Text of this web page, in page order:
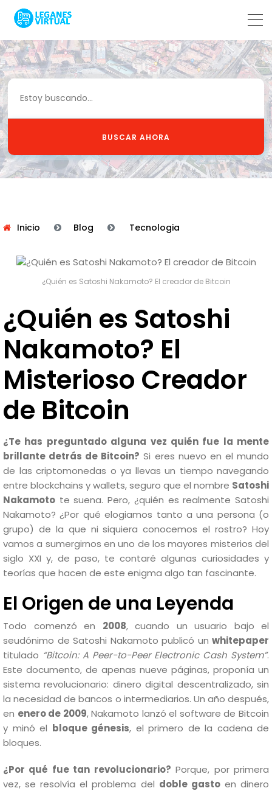
BUSCAR AHORA
Inicio Blog Tecnologia
¿Quién es Satoshi Nakamoto? El creador de Bitcoin
¿Quién es Satoshi
Nakamoto? El
Misterioso Creador
de Bitcoin
¿Te has preguntado alguna vez quién fue la mente
brillante detrás de Bitcoin? Si eres nuevo en el mundo
de las criptomonedas o ya llevas un tiempo navegando
entre blockchains y wallets, seguro que el nombre Satoshi
Nakamoto te suena. Pero, ¿quién es realmente Satoshi
Nakamoto? ¿Por qué elogiamos tanto a una persona (o
grupo) de la que ni siquiera conocemos el rostro? Hoy
vamos a sumergirnos en uno de los mayores misterios del
siglo XXI y, de paso, te contaré algunas curiosidades y
teorías que hacen de este enigma algo tan fascinante.
El Origen de una Leyenda
Todo comenzó en 2008, cuando un usuario bajo el
seudónimo de Satoshi Nakamoto publicó un whitepaper
titulado “Bitcoin: A Peer-to-Peer Electronic Cash System”.
Este documento, de apenas nueve páginas, proponía un
sistema revolucionario: dinero digital descentralizado, sin
la necesidad de bancos o intermediarios. Un año después,
en enero de 2009, Nakamoto lanzó el software de Bitcoin
y minó el bloque génesis, el primero de la cadena de
bloques.
¿Por qué fue tan revolucionario? Porque, por primera
vez, se resolvía el problema del doble gastoen dinero